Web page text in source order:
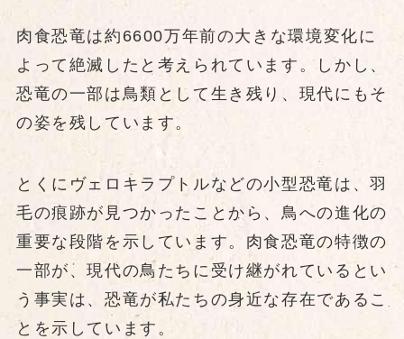
肉食恐竜は約6600万年前の大きな環境変化に
よって絶滅したと考えられています。しかし、
恐竜の一部は鳥類として生き残り、現代にもそ
の姿を残しています。
とくにヴェロキラプトルなどの小型恐竜は、羽
毛の痕跡が見つかったことから、鳥への進化の
重要な段階を示しています。肉食恐竜の特徴の
一部が、現代の鳥たちに受け継がれているとい
う事実は、恐竜が私たちの身近な存在であるこ
とを示しています。